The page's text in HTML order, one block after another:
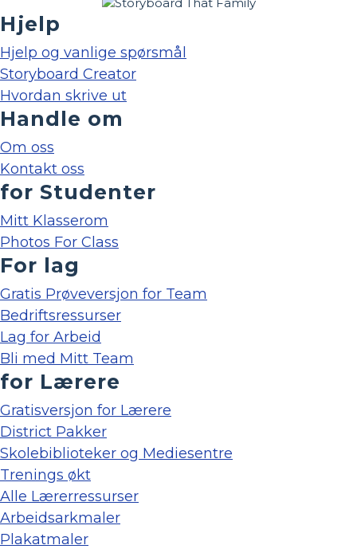
Hjelp
Hjelp og vanlige spørsmål
Storyboard Creator
Hvordan skrive ut
Handle om
Om oss
Kontakt oss
for Studenter
Mitt Klasserom
Photos For Class
For lag
Gratis Prøveversjon for Team
Bedriftsressurser
Lag for Arbeid
Bli med Mitt Team
for Lærere
Gratisversjon for Lærere
District Pakker
Skolebiblioteker og Mediesentre
Trenings økt
Alle Lærerressurser
Arbeidsarkmaler
Plakatmaler